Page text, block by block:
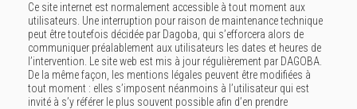
Ce site internet est normalement accessible à tout moment aux
utilisateurs. Une interruption pour raison de maintenance technique
peut être toutefois décidée par Dagoba, qui s’efforcera alors de
communiquer préalablement aux utilisateurs les dates et heures de
l’intervention. Le site web est mis à jour régulièrement par DAGOBA.
De la même façon, les mentions légales peuvent être modifiées à
tout moment : elles s’imposent néanmoins à l’utilisateur qui est
invité à s’y référer le plus souvent possible afin d’en prendre